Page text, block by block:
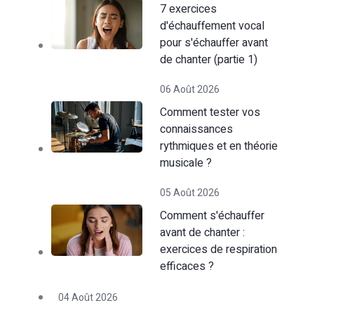
7 exercices
d'échauffement vocal
pour s'échauffer avant
de chanter (partie 1)
06 Août 2026
Comment tester vos
connaissances
rythmiques et en théorie
musicale ?
05 Août 2026
Comment s'échauffer
avant de chanter :
exercices de respiration
efficaces ?
04 Août 2026